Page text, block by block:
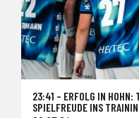
23:41 – ERFOLG IN HOHN:
SPIELFREUDE INS